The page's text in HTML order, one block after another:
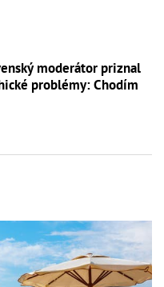
moderátor priznal
problémy: Chodím